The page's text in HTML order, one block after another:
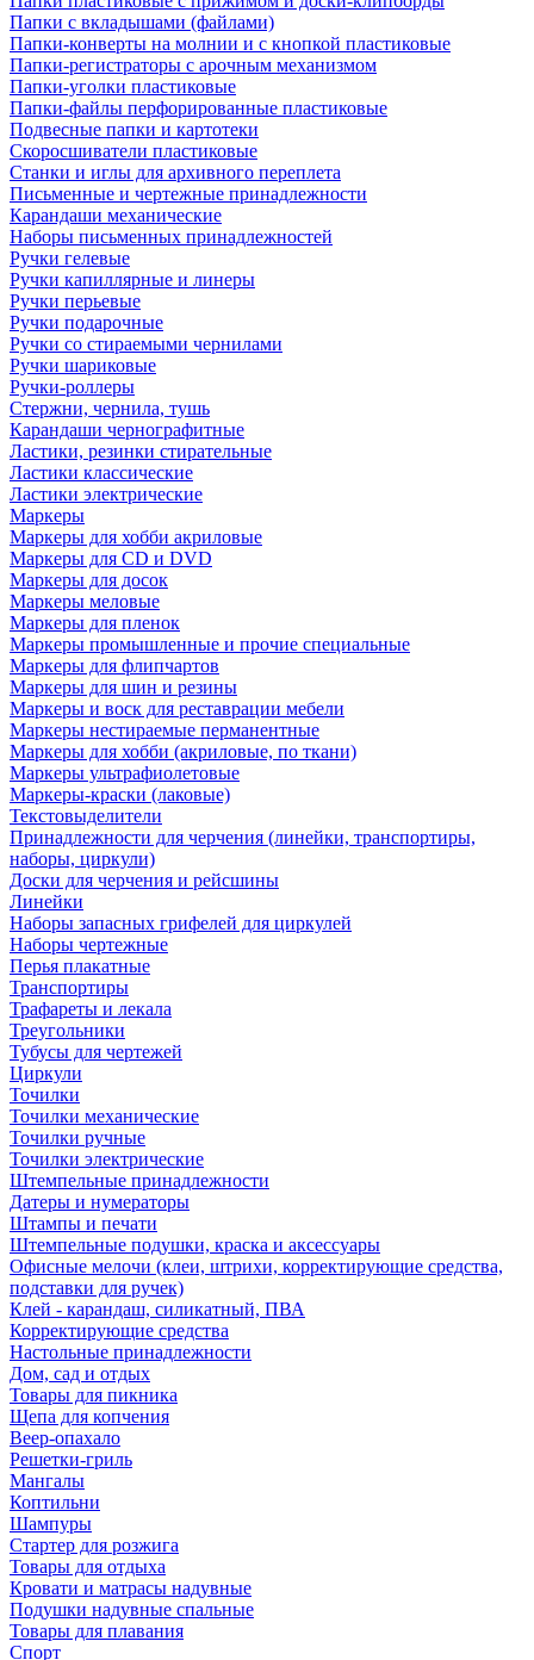
Папки с вкладышами (файлами)
Папки-конверты на молнии и с кнопкой пластиковые
Папки-регистраторы с арочным механизмом
Папки-уголки пластиковые
Папки-файлы перфорированные пластиковые
Подвесные папки и картотеки
Скоросшиватели пластиковые
Станки и иглы для архивного переплета
Письменные и чертежные принадлежности
Карандаши механические
Наборы письменных принадлежностей
Ручки гелевые
Ручки капиллярные и линеры
Ручки перьевые
Ручки подарочные
Ручки со стираемыми чернилами
Ручки шариковые
Ручки-роллеры
Стержни, чернила, тушь
Карандаши чернографитные
Ластики, резинки стирательные
Ластики классические
Ластики электрические
Маркеры
Маркеры для хобби акриловые
Маркеры для CD и DVD
Маркеры для досок
Маркеры меловые
Маркеры для пленок
Маркеры промышленные и прочие специальные
Маркеры для флипчартов
Маркеры для шин и резины
Маркеры и воск для реставрации мебели
Маркеры нестираемые перманентные
Маркеры для хобби (акриловые, по ткани)
Маркеры ультрафиолетовые
Маркеры-краски (лаковые)
Текстовыделители
Принадлежности для черчения (линейки, транспортиры,
наборы, циркули)
Доски для черчения и рейсшины
Линейки
Наборы запасных грифелей для циркулей
Наборы чертежные
Перья плакатные
Транспортиры
Трафареты и лекала
Треугольники
Тубусы для чертежей
Циркули
Точилки
Точилки механические
Точилки ручные
Точилки электрические
Штемпельные принадлежности
Датеры и нумераторы
Штампы и печати
Штемпельные подушки, краска и аксессуары
Офисные мелочи (клеи, штрихи, корректирующие средства,
подставки для ручек)
Клей - карандаш, силикатный, ПВА
Корректирующие средства
Настольные принадлежности
Дом, сад и отдых
Товары для пикника
Щепа для копчения
Веер-опахало
Решетки-гриль
Мангалы
Коптильни
Шампуры
Стартер для розжига
Товары для отдыха
Кровати и матрасы надувные
Подушки надувные спальные
Товары для плавания
Спорт